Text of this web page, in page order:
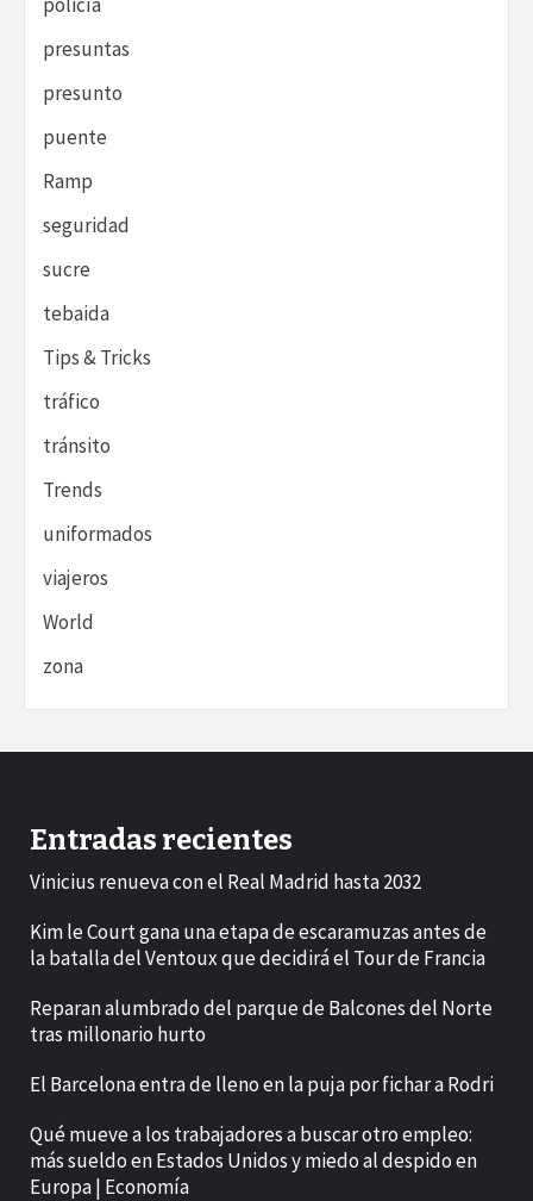
presuntas
presunto
puente
Ramp
seguridad
sucre
tebaida
Tips & Tricks
tráfico
tránsito
Trends
uniformados
viajeros
World
zona
Entradas recientes
Vinicius renueva con el Real Madrid hasta 2032
Kim le Court gana una etapa de escaramuzas antes de
la batalla del Ventoux que decidirá el Tour de Francia
Reparan alumbrado del parque de Balcones del Norte
tras millonario hurto
El Barcelona entra de lleno en la puja por fichar a Rodri
Qué mueve a los trabajadores a buscar otro empleo:
más sueldo en Estados Unidos y miedo al despido en
Europa | Economía